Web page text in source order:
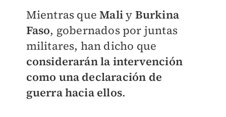
Mientras queMaliy Burkina
Faso, gobernados por juntas
militares, han dicho que
considerarán la intervención
como una declaración de
guerra hacia ellos.